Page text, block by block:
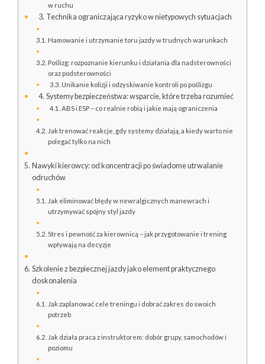
w ruchu
Technika ograniczająca ryzyko w nietypowych sytuacjach
Hamowanie i utrzymanie toru jazdy w trudnych warunkach
Poślizg: rozpoznanie kierunku i działania dla nadsterowności
oraz podsterowności
Unikanie kolizji i odzyskiwanie kontroli po poślizgu
Systemy bezpieczeństwa: wsparcie, które trzeba rozumieć
ABS i ESP – co realnie robią i jakie mają ograniczenia
Jak trenować reakcje, gdy systemy działają, a kiedy warto nie
polegać tylko na nich
Nawyki kierowcy: od koncentracji po świadome utrwalanie
odruchów
Jak eliminować błędy w newralgicznych manewrach i
utrzymywać spójny styl jazdy
Stres i pewność za kierownicą – jak przygotowanie i trening
wpływają na decyzje
Szkolenie z bezpiecznej jazdy jako element praktycznego
doskonalenia
Jak zaplanować cele treningu i dobrać zakres do swoich
potrzeb
Jak działa praca z instruktorem: dobór grupy, samochodów i
poziomu